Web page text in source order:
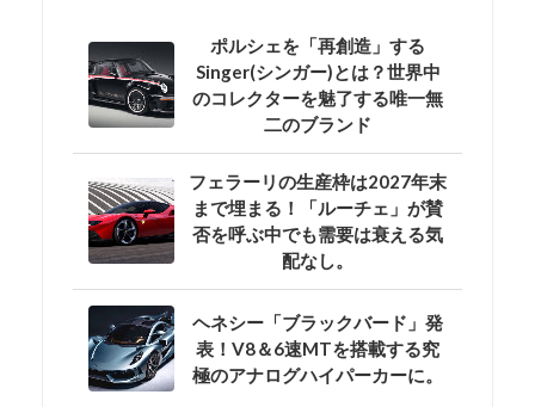
ポルシェを「再創造」する
Singer(シンガー)とは？世界中
のコレクターを魅了する唯一無
二のブランド
フェラーリの生産枠は2027年末
まで埋まる！「ルーチェ」が賛
否を呼ぶ中でも需要は衰える気
配なし。
ヘネシー「ブラックバード」発
表！V8＆6速MTを搭載する究
極のアナログハイパーカーに。